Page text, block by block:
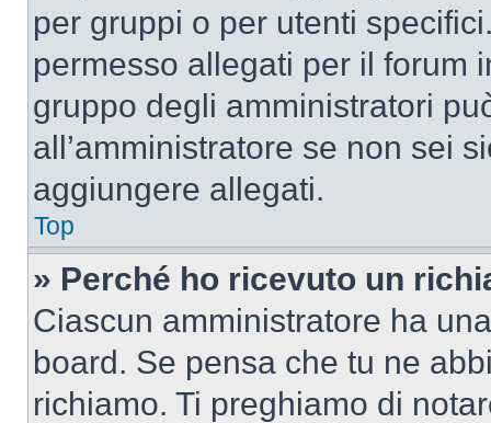
per gruppi o per utenti
permesso allegati per il forum
gruppo degli amministratori
all’amministratore se non sei
aggiungere allegati.
Top
» Perché ho ricevuto un
Ciascun amministratore ha
board. Se pensa che tu ne
richiamo. Ti preghiamo di